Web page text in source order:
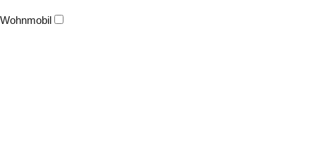
Wohnmobil